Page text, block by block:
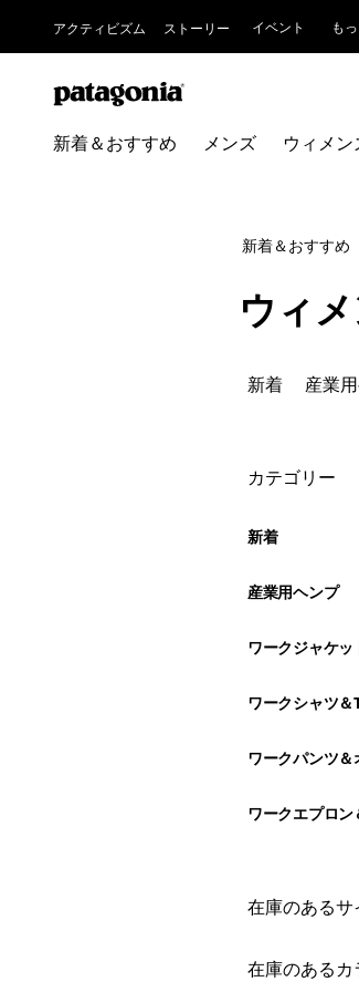
アクティビズム ストーリー イベント も
新着＆おすすめ メンズ ウィメン
新着＆おすすめ
ウィ
新着 産業
絞り込み
カテゴリー
新着
産業用ヘンプ
ワークジャケッ
ワークシャツ＆
ワークパンツ
ワークエプロ
絞り込み
在庫のあるサ
絞り込み
在庫のあるカ